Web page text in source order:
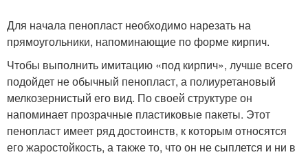
Для начала пенопласт необходимо нарезать на
прямоугольники, напоминающие по форме кирпич.
Чтобы выполнить имитацию «под кирпич», лучше всего
подойдет не обычный пенопласт, а полиуретановый
мелкозернистый его вид. По своей структуре он
напоминает прозрачные пластиковые пакеты. Этот
пенопласт имеет ряд достоинств, к которым относятся
его жаростойкость, а также то, что он не сыплется и ни в